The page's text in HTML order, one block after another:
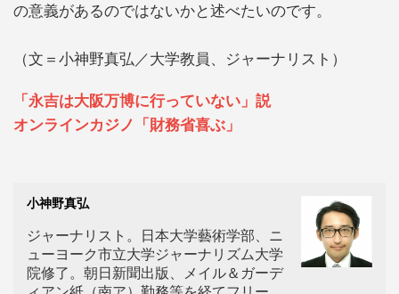
の意義があるのではないかと述べたいのです。
（文＝小神野真弘／大学教員、ジャーナリスト）
「永吉は大阪万博に行っていない」説
オンラインカジノ「財務省喜ぶ」
小神野真弘
ジャーナリスト。日本大学藝術学部、ニ
ューヨーク市立大学ジャーナリズム大学
院修了。朝日新聞出版、メイル＆ガーデ